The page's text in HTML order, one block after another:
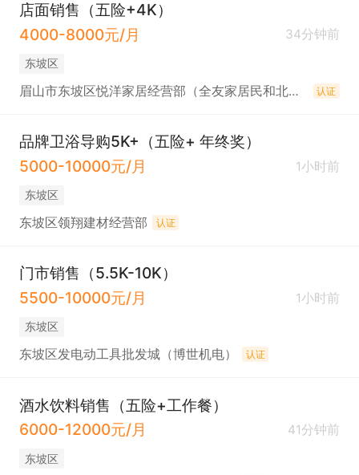
店面销售（五险+4K）
4000-8000元/月
34分钟前
东坡区
眉山市东坡区悦洋家居经营部（全友家居民和北路店） 认证
品牌卫浴导购5K+（五险+ 年终奖）
5000-10000元/月
1小时前
东坡区
东坡区领翔建材经营部 认证
门市销售（5.5K-10K）
5500-10000元/月
1小时前
东坡区
东坡区发电动工具批发城（博世机电） 认证
酒水饮料销售（五险+工作餐）
6000-12000元/月
41分钟前
东坡区